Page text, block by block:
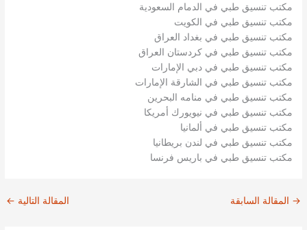
مكتب تنسيق طبي في الدمام السعودية
مكتب تنسيق طبي في الكويت
مكتب تنسيق طبي في بغداد العراق
مكتب تنسيق طبي في كردستان العراق
مكتب تنسيق طبي في دبي الإمارات
مكتب تنسيق طبي في الشارقة الإمارات
مكتب تنسيق طبي في منامه البحرين
مكتب تنسيق طبي في نيويورك أمريكا
مكتب تنسيق طبي في ألمانيا
مكتب تنسيق طبي في لندن بريطانيا
مكتب تنسيق طبي في باريس فرنسا
→ المقالة السابقة المقالة التالية ←